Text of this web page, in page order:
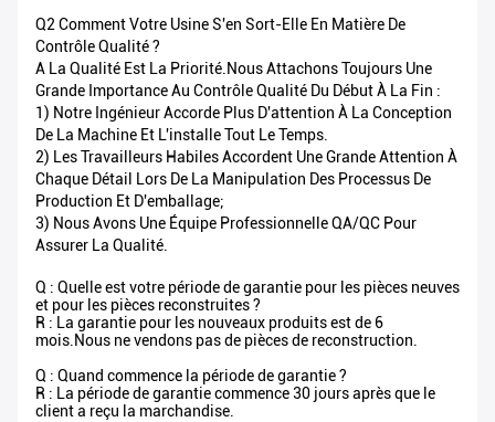
Q2 Comment Votre Usine S'en Sort-Elle En Matière De
Contrôle Qualité ?
A La Qualité Est La Priorité.Nous Attachons Toujours Une
Grande Importance Au Contrôle Qualité Du Début À La Fin :
1) Notre Ingénieur Accorde Plus D'attention À La Conception
De La Machine Et L'installe Tout Le Temps.
2) Les Travailleurs Habiles Accordent Une Grande Attention À
Chaque Détail Lors De La Manipulation Des Processus De
Production Et D'emballage;
3) Nous Avons Une Équipe Professionnelle QA/QC Pour
Assurer La Qualité.
Q : Quelle est votre période de garantie pour les pièces neuves
et pour les pièces reconstruites ?
R : La garantie pour les nouveaux produits est de 6
mois.Nous ne vendons pas de pièces de reconstruction.
Q : Quand commence la période de garantie ?
R : La période de garantie commence 30 jours après que le
client a reçu la marchandise.